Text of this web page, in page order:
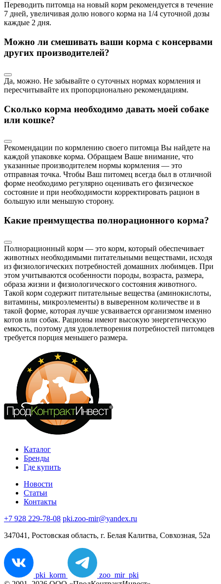
Переводить питомца на новый корм рекомендуется в течение
7 дней, увеличивая долю нового корма на 1/4 суточной дозы
каждые 2 дня.
Можно ли смешивать ваши корма с консервами
других производителей?
Да, можно. Не забывайте о суточных нормах кормления и
пересчитывайте их пропорционально рекомендациям.
Сколько корма необходимо давать моей собаке
или кошке?
Рекомендации по кормлению своего питомца Вы найдете на
каждой упаковке корма. Обращаем Ваше внимание, что
указанные производителем нормы кормления — это
отправная точка. Чтобы Ваш питомец всегда был в отличной
форме необходимо регулярно оценивать его физическое
состояние и при необходимости корректировать рацион в
большую или меньшую сторону.
Какие преимущества полнорационного корма?
Полнорационный корм — это корм, который обеспечивает
животных необходимыми питательными веществами, исходя
из физиологических потребностей домашних любимцев. При
этом учитываются особенности породы, возраста, размера,
образа жизни и физиологического состояния животного.
Такой корм содержит питательные вещества (аминокислоты,
витамины, микроэлементы) в выверенном количестве и в
такой форме, которая лучше усваивается организмом именно
котов или собак. Рационы имеют высокую энергетическую
емкость, поэтому для удовлетворения потребностей питомцев
требуется порция меньшего размера.
Каталог
Бренды
Где купить
Новости
Статьи
Контакты
+7 928 229-78-08 pki.zoo-mir@yandex.ru
347041, Ростовская область, г. Белая Калитва, Совхозная, 52а
pki_korm
zoo_mir_pki